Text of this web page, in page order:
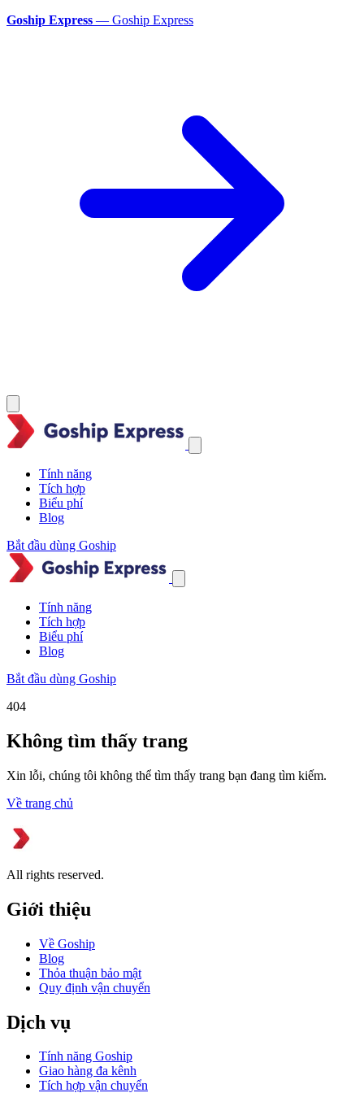
Goship Express — Goship Express
Tính năng
Tích hợp
Biểu phí
Blog
Bắt đầu dùng Goship
Tính năng
Tích hợp
Biểu phí
Blog
Bắt đầu dùng Goship
404
Không tìm thấy trang
Xin lỗi, chúng tôi không thể tìm thấy trang bạn đang tìm kiếm.
Về trang chủ
All rights reserved.
Giới thiệu
Về Goship
Blog
Thỏa thuận bảo mật
Quy định vận chuyển
Dịch vụ
Tính năng Goship
Giao hàng đa kênh
Tích hợp vận chuyển